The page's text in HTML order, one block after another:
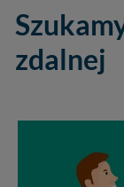
zdalnej